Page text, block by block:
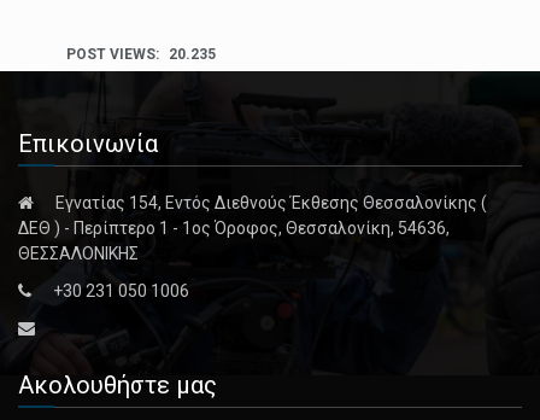
POST VIEWS: 20.235
Επικοινωνία
Εγνατίας 154, Εντός Διεθνούς Έκθεσης Θεσσαλονίκης (
ΔΕΘ ) - Περίπτερο 1 - 1ος Όροφος, Θεσσαλονίκη, 54636,
ΘΕΣΣΑΛΟΝΙΚΗΣ
+30 231 050 1006
Ακολουθήστε μας